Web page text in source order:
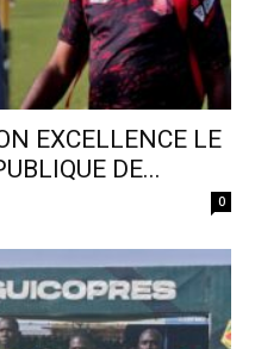
EXCELLENCE LE
DE...
0